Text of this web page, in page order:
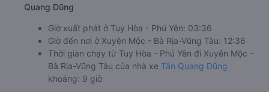
Quang Dũng
Giờ xuất phát ở Tuy Hòa - Phú Yên: 03:36
Giờ đến nơi ở Xuyên Mộc - Bà Rịa-Vũng Tàu: 12:36
Thời gian chạy từ Tuy Hòa - Phú Yên đi Xuyên Mộc -
Bà Rịa-Vũng Tàu của nhà xe Tân Quang Dũng
khoảng: 9 giờ